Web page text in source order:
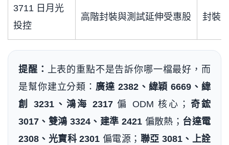
3711 日月光
投控
高階封裝與測試延伸受惠股 封裝
提醒： 上表的重點不是告訴你哪一檔最好，而
是幫你建立分類： 廣達 2382、緯穎 6669、緯
創 3231、鴻海 2317偏 ODM 核心； 奇鋐
3017、雙鴻 3324、建準 2421 偏散熱； 台達電
2308、光寶科 2301 偏電源； 聯亞 3081、上詮